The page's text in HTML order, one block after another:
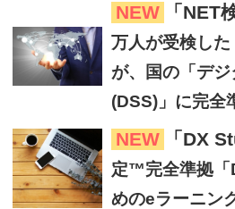
NEW 「NET
万人が受検し
が、国の「デ
(DSS)」に完全
NEW 「DX
定™完全準拠「
めのeラーニン